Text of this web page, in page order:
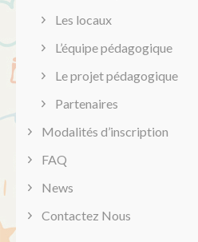
Les locaux
L’équipe pédagogique
Le projet pédagogique
Partenaires
Modalités d’inscription
FAQ
News
Contactez Nous